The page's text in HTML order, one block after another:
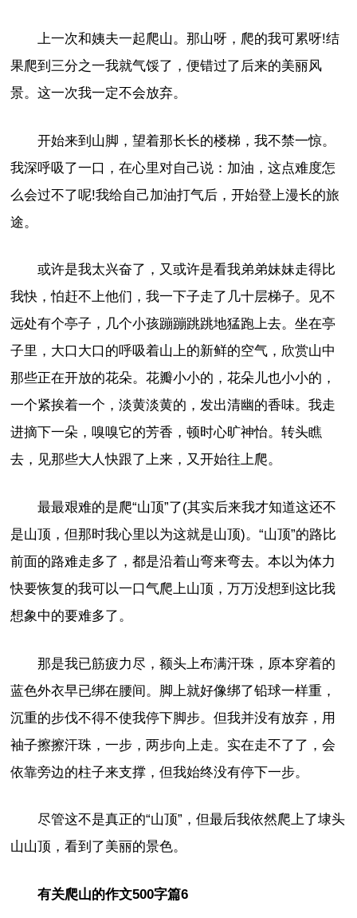
上一次和姨夫一起爬山。那山呀，爬的我可累呀!结
果爬到三分之一我就气馁了，便错过了后来的美丽风
景。这一次我一定不会放弃。
开始来到山脚，望着那长长的楼梯，我不禁一惊。
我深呼吸了一口，在心里对自己说：加油，这点难度怎
么会过不了呢!我给自己加油打气后，开始登上漫长的旅
途。
或许是我太兴奋了，又或许是看我弟弟妹妹走得比
我快，怕赶不上他们，我一下子走了几十层梯子。见不
远处有个亭子，几个小孩蹦蹦跳跳地猛跑上去。坐在亭
子里，大口大口的呼吸着山上的新鲜的空气，欣赏山中
那些正在开放的花朵。花瓣小小的，花朵儿也小小的，
一个紧挨着一个，淡黄淡黄的，发出清幽的香味。我走
进摘下一朵，嗅嗅它的芳香，顿时心旷神怡。转头瞧
去，见那些大人快跟了上来，又开始往上爬。
最最艰难的是爬“山顶”了(其实后来我才知道这还不
是山顶，但那时我心里以为这就是山顶)。“山顶”的路比
前面的路难走多了，都是沿着山弯来弯去。本以为体力
快要恢复的我可以一口气爬上山顶，万万没想到这比我
想象中的要难多了。
那是我已筋疲力尽，额头上布满汗珠，原本穿着的
蓝色外衣早已绑在腰间。脚上就好像绑了铅球一样重，
沉重的步伐不得不使我停下脚步。但我并没有放弃，用
袖子擦擦汗珠，一步，两步向上走。实在走不了了，会
依靠旁边的柱子来支撑，但我始终没有停下一步。
尽管这不是真正的“山顶”，但最后我依然爬上了埭头
山山顶，看到了美丽的景色。
有关爬山的作文500字篇6